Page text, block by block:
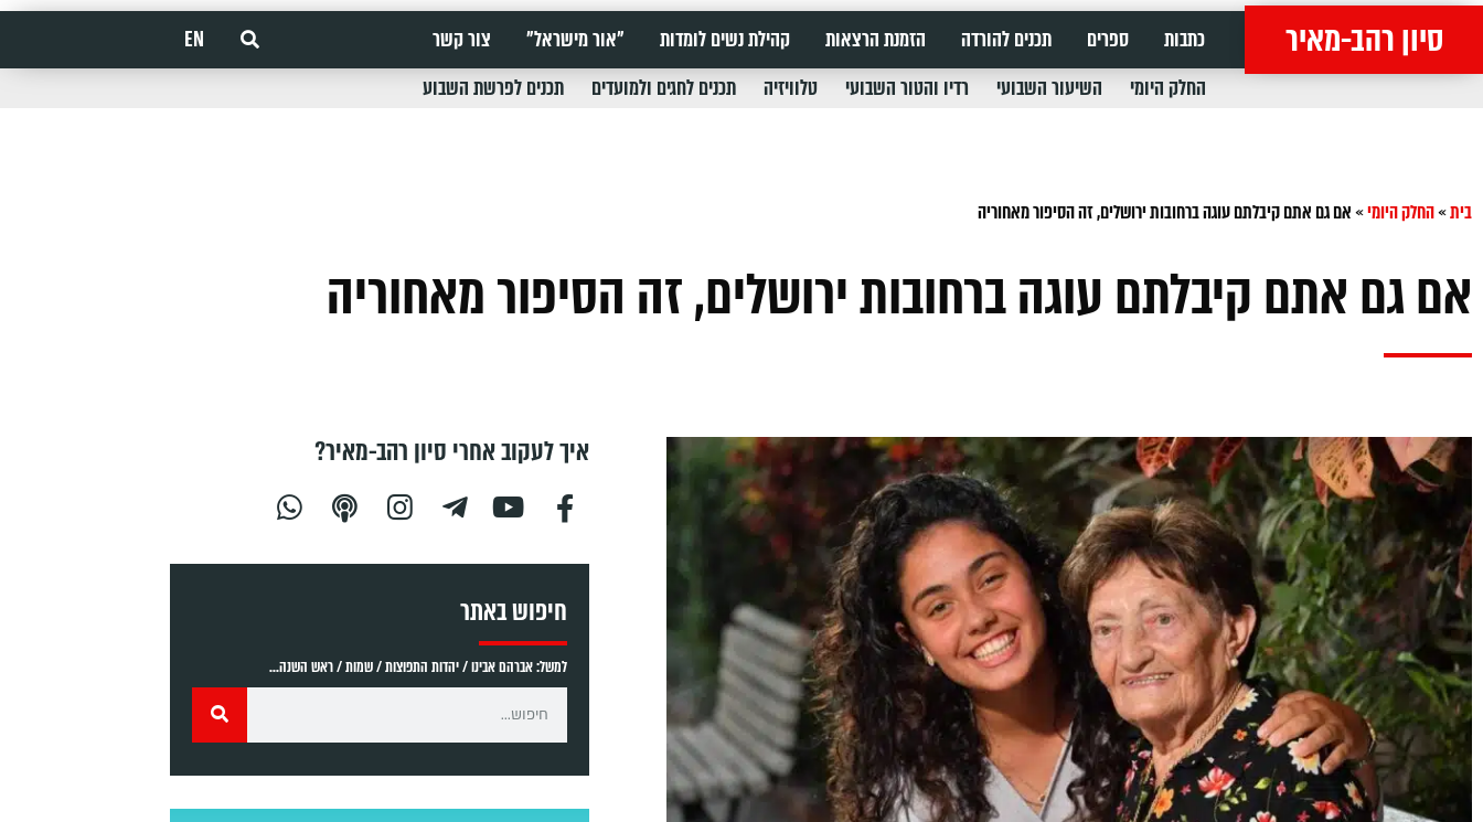
סיון רהב-מאיר כתבות ספרים תכנים להורדה הזמנת הרצאות קהילת נשים לומדות "אור מישראל" צור קשר
EN
החלק היומי
השיעור השבועי רדיו והטור השבועי טלוויזיה תכנים לחגים ולמועדים תכנים לפרשת השבוע
בית»החלק היומי»אם גם אתם קיבלתם עוגה ברחובות ירושלים, זה הסיפור מאחוריה
אם גם אתם קיבלתם עוגה ברחובות ירושלים, זה הסיפור מאחוריה
איך לעקוב אחרי סיון רהב-מאיר?
חיפוש באתר
למשל: אברהם אבינו / יהדות התפוצות / שמות / ראש השנה...